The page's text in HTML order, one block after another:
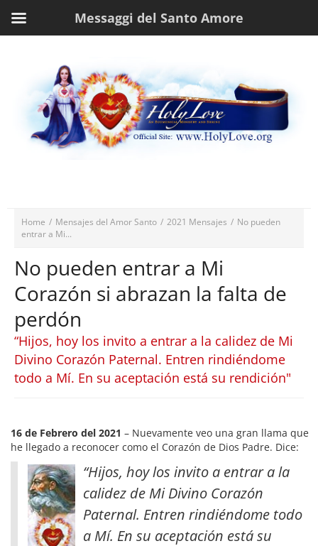
Home / Mensajes del Amor Santo / 2021 Mensajes / No pueden
entrar a Mi...
No pueden entrar a Mi
Corazón si abrazan la falta de
perdón
“Hijos, hoy los invito a entrar a la calidez de Mi
Divino Corazón Paternal. Entren rindiéndome
todo a Mí. En su aceptación está su rendición"
16 de Febrero del 2021 – Nuevamente veo una gran llama que
he llegado a reconocer como el Corazón de Dios Padre. Dice:
“Hijos, hoy los invito a entrar a la
calidez de Mi Divino Corazón
Paternal. Entren rindiéndome todo
a Mí. En su aceptación está su
Messaggi del Santo Amore